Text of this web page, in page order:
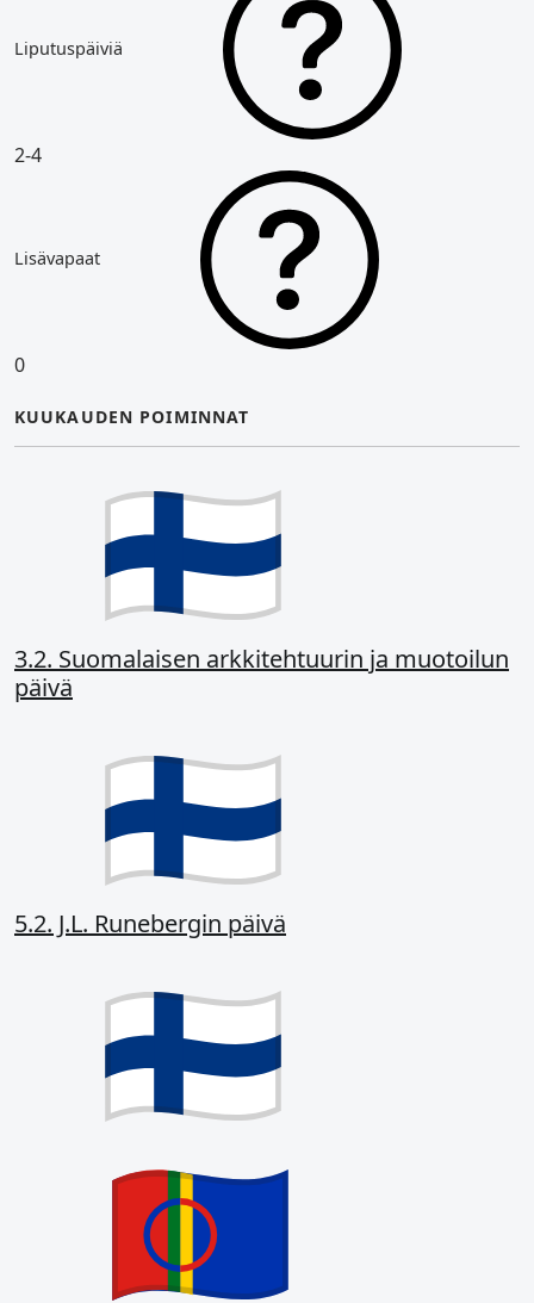
Liputuspäiviä
2-4
Lisävapaat
0
KUUKAUDEN POIMINNAT
3.2. Suomalaisen arkkitehtuurin ja muotoilun
päivä
5.2. J.L. Runebergin päivä